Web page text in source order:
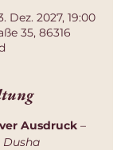
Dez. 2027, 19:00
35, 86316
Ausdruck –
Dusha